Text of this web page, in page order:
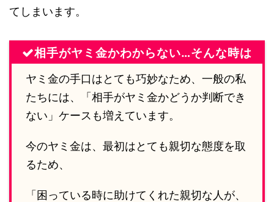
てしまいます。
相手がヤミ金かわからない…そんな時は
ヤミ金の手口はとても巧妙なため、一般の私
たちには、「相手がヤミ金かどうか判断でき
ない」ケースも増えています。
今のヤミ金は、最初はとても親切な態度を取
るため、
「困っている時に助けてくれた親切な人が、